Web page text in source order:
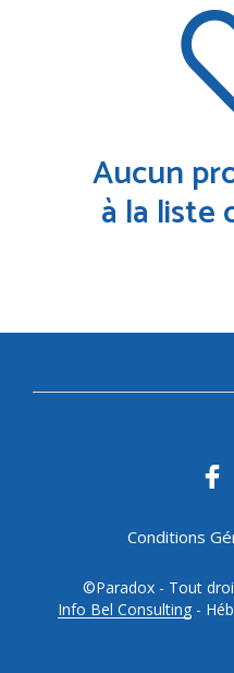
Aucun
à la liste
Conditions
©Paradox - Tout
Info Bel Consulting -